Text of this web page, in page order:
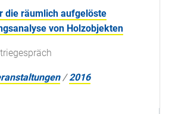
die räumlich aufgelöste
von Holzobjekten
/2016